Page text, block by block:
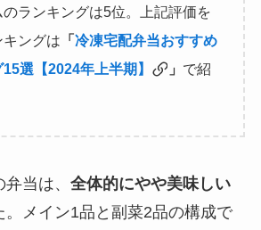
ランキングは5位。上記評価を
キングは 「冷凍宅配弁当おすすめ
選【2024年上半期】
」 で紹
当は、 全体的にやや美味しい
。メイン1品と副菜2品の構成で